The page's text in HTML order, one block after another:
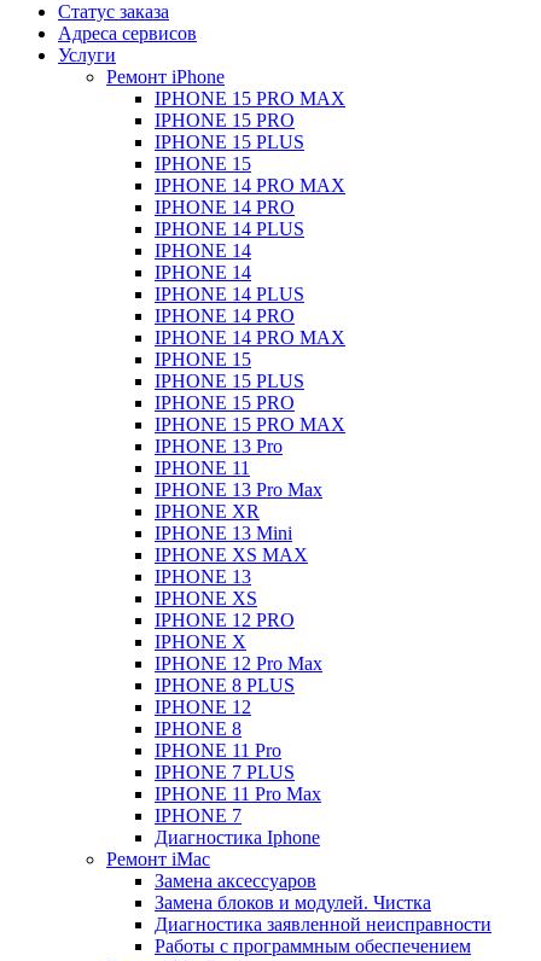
Статус заказа
Адреса сервисов
Услуги
Ремонт iPhone
IPHONE 15 PRO MAX
IPHONE 15 PRO
IPHONE 15 PLUS
IPHONE 15
IPHONE 14 PRO MAX
IPHONE 14 PRO
IPHONE 14 PLUS
IPHONE 14
IPHONE 14
IPHONE 14 PLUS
IPHONE 14 PRO
IPHONE 14 PRO MAX
IPHONE 15
IPHONE 15 PLUS
IPHONE 15 PRO
IPHONE 15 PRO MAX
IPHONE 13 Pro
IPHONE 11
IPHONE 13 Pro Max
IPHONE XR
IPHONE 13 Mini
IPHONE XS MAX
IPHONE 13
IPHONE XS
IPHONE 12 PRO
IPHONE X
IPHONE 12 Pro Max
IPHONE 8 PLUS
IPHONE 12
IPHONE 8
IPHONE 11 Pro
IPHONE 7 PLUS
IPHONE 11 Pro Max
IPHONE 7
Диагностика Iphone
Ремонт iMac
Замена аксессуаров
Замена блоков и модулей. Чистка
Диагностика заявленной неисправности
Работы с программным обеспечением